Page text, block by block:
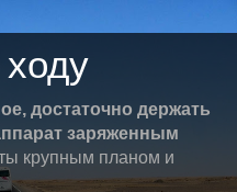
достаточно держать
заряженным
крупным планом и